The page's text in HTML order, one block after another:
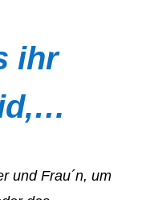
ihr
und Frau´n, um